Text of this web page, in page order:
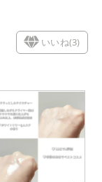
たので）肌への
しながら使用し
の方は1日おきに
用する ✔使用方
いいね(3)